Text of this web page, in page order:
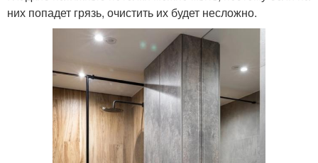
них попадет грязь, очистить их будет несложно.